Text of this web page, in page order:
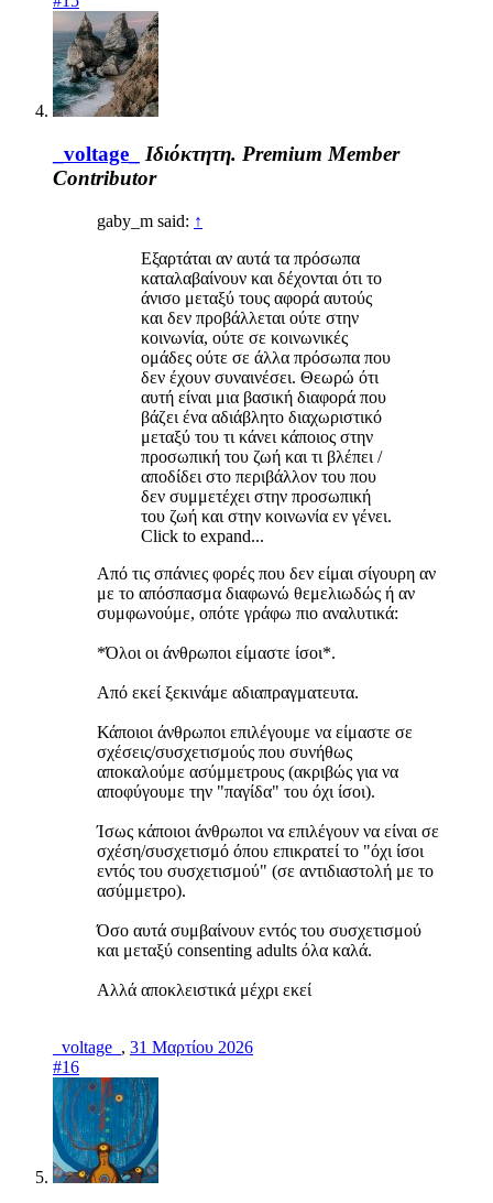
_voltage_ Ιδιόκτητη. Premium Member
Contributor
gaby_m said: ↑
Εξαρτάται αν αυτά τα πρόσωπα
καταλαβαίνουν και δέχονται ότι το
άνισο μεταξύ τους αφορά αυτούς
και δεν προβάλλεται ούτε στην
κοινωνία, ούτε σε κοινωνικές
ομάδες ούτε σε άλλα πρόσωπα που
δεν έχουν συναινέσει. Θεωρώ ότι
αυτή είναι μια βασική διαφορά που
βάζει ένα αδιάβλητο διαχωριστικό
μεταξύ του τι κάνει κάποιος στην
προσωπική του ζωή και τι βλέπει /
αποδίδει στο περιβάλλον του που
δεν συμμετέχει στην προσωπική
του ζωή και στην κοινωνία εν γένει.
Click to expand...
Από τις σπάνιες φορές που δεν είμαι σίγουρη αν
με το απόσπασμα διαφωνώ θεμελιωδώς ή αν
συμφωνούμε, οπότε γράφω πιο αναλυτικά:
*Όλοι οι άνθρωποι είμαστε ίσοι*.
Από εκεί ξεκινάμε αδιαπραγματευτα.
Κάποιοι άνθρωποι επιλέγουμε να είμαστε σε
σχέσεις/συσχετισμούς που συνήθως
αποκαλούμε ασύμμετρους (ακριβώς για να
αποφύγουμε την "παγίδα" του όχι ίσοι).
Ίσως κάποιοι άνθρωποι να επιλέγουν να είναι σε
σχέση/συσχετισμό όπου επικρατεί το "όχι ίσοι
εντός του συσχετισμού" (σε αντιδιαστολή με το
ασύμμετρο).
Όσο αυτά συμβαίνουν εντός του συσχετισμού
και μεταξύ consenting adults όλα καλά.
Αλλά αποκλειστικά μέχρι εκεί
_voltage_ , 31 Μαρτίου 2026
#16